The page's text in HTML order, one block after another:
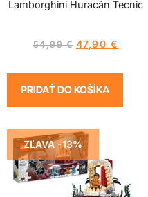
Lamborghini Huracán Tecnic
54,99€ 47,90 €
PRIDAŤ DO KOŠÍKA
ZĽAVA -13%